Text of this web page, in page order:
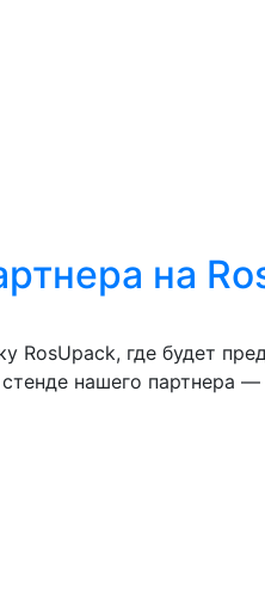
на
где будет
нашего партнера